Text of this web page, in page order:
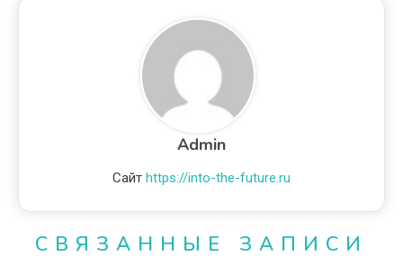
Admin
Сайт https://into-the-future.ru
СВЯЗАННЫЕ ЗАПИСИ